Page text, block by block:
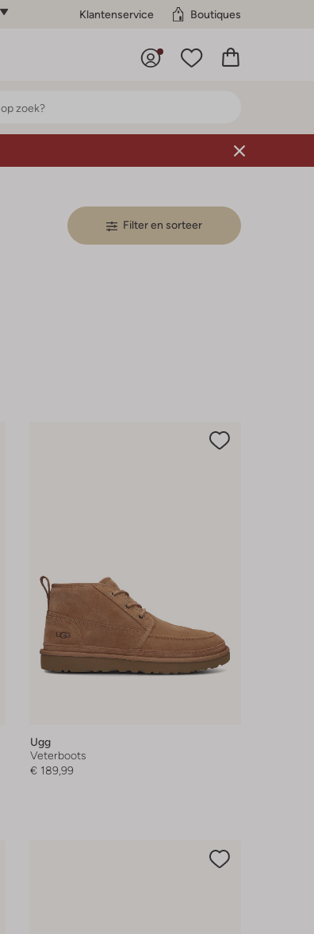
Klantenservice Boutiques
Filter en sorteer
Ugg
Veterboots
€ 189,99